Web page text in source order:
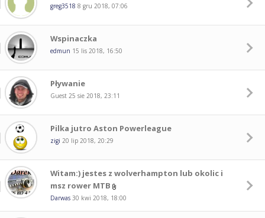
greg3518 8 gru 2018, 07:06
Wspinaczka
edmun 15 lis 2018, 16:50
Pływanie
Guest 25 sie 2018, 23:11
Pilka jutro Aston Powerleague
zigi 20 lip 2018, 20:29
Witam:) jestes z wolverhampton lub okolic i
msz rower MTB
Darwas 30 kwi 2018, 18:00